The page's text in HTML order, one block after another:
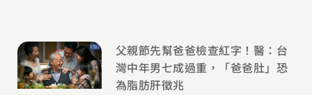
父親節先幫爸爸檢查紅字！醫：台
灣中年男七成過重，「爸爸肚」恐
為脂肪肝徵兆